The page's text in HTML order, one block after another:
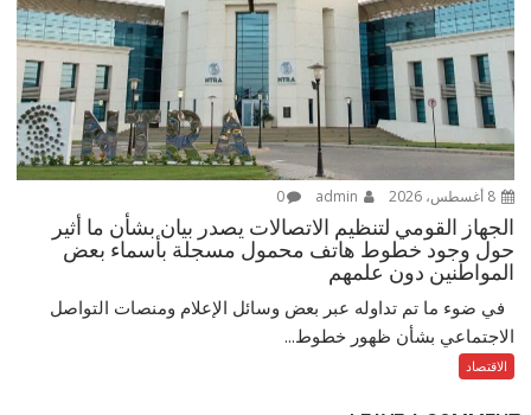
8 أغسطس، 2026 0
الجهاز القومي لتنظيم الاتصالات يصدر بيان بشأن ما أثير
حول وجود خطوط هاتف محمول مسجلة بأسماء بعض
المواطنين دون علمهم
في ضوء ما تم تداوله عبر بعض وسائل الإعلام ومنصات التواصل
الاجتماعي بشأن ظهور خطوط...
الاقتصاد